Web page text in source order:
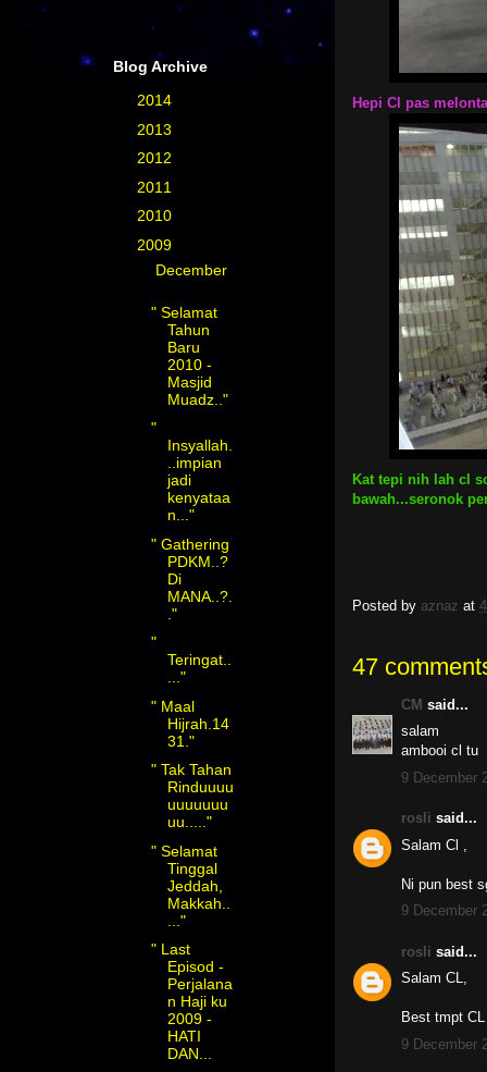
Hepi Cl pas
Kat tepi nih lah cl
bawah...seronok
Posted by aznaz at
47
CM said...
salam
ambooi cl tu
9 December
rosli said...
Salam Cl ,
Ni pun best
9 December
rosli said...
Salam CL,
Best tmpt
9 December
Blog Archive
2014
2013
2012
2011
2010
2009
December
" Selamat
Tahun
Baru
2010 -
Masjid
Muadz.."
"
Insyallah.
..impian
jadi
kenyataa
n..."
" Gathering
PDKM..?
Di
MANA..?.
."
"
Teringat..
..."
" Maal
Hijrah.14
31."
" Tak Tahan
Rinduuuu
uuuuuuu
uu....."
" Selamat
Tinggal
Jeddah,
Makkah..
..."
" Last
Episod -
Perjalana
n Haji ku
2009 -
HATI
DAN...